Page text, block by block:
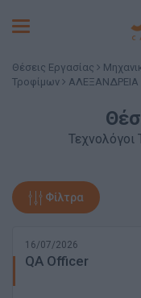
Toggle
Θέσεις Εργασίας
Τροφίμων
ΑΛΕΞΑΝΔΡΕΙΑ
Φίλτρα
16/07/2026
QA Officer